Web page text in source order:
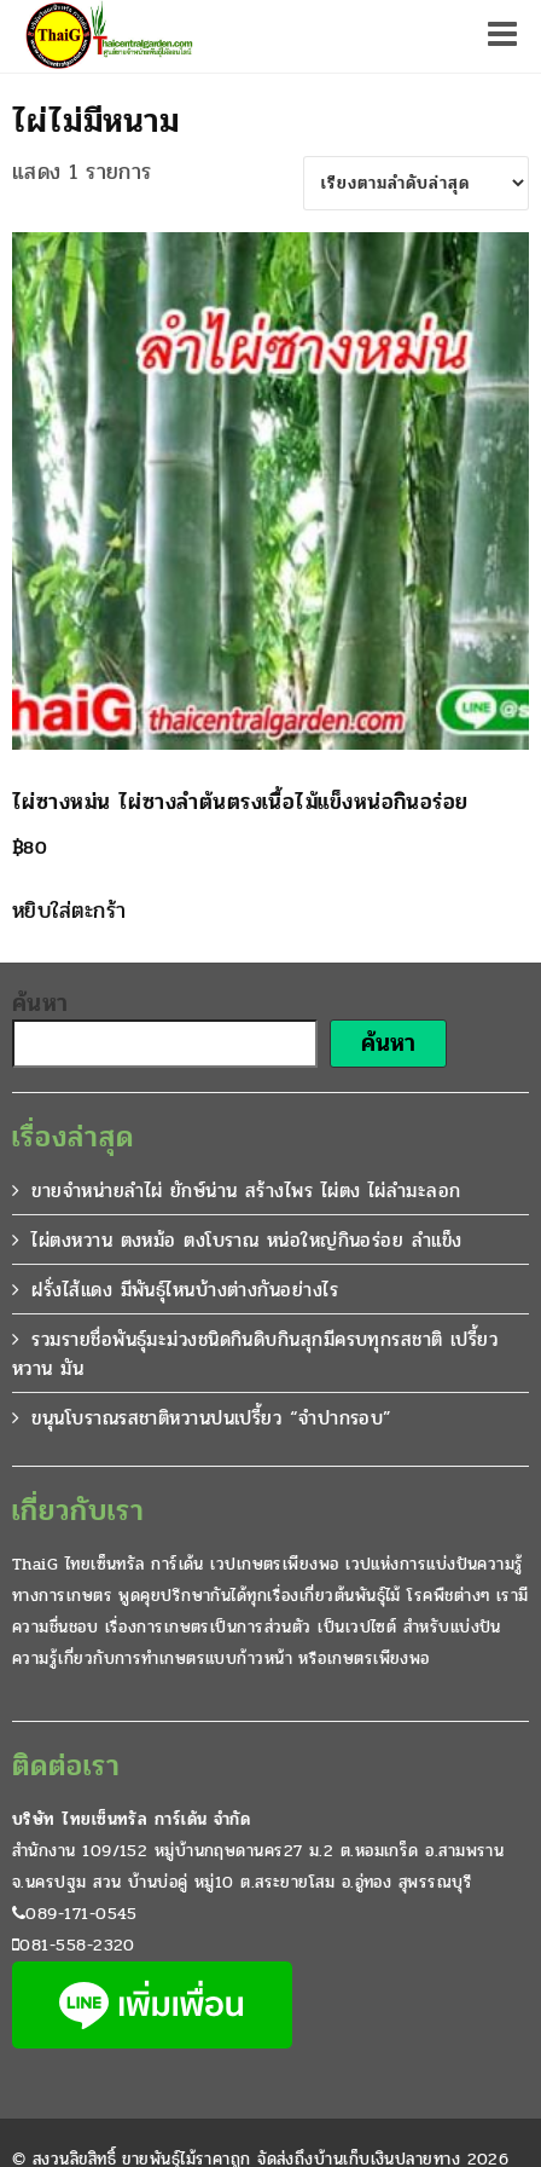
ไผ่ไม่มีหนาม
แสดง 1 รายการ
ไผ่ซางหม่น ไผ่ซางลำต้นตรงเนื้อไม้แข็งหน่อกินอร่อย
฿80
หยิบใส่ตะกร้า
ค้นหา
ค้นหา
เรื่องล่าสุด
ขายจำหน่ายลำไผ่ ยักษ์น่าน สร้างไพร ไผ่ตง ไผ่ลำมะลอก
ไผ่ตงหวาน ตงหม้อ ตงโบราณ หน่อใหญ่กินอร่อย ลำแข็ง
ฝรั่งไส้แดง มีพันธุ์ไหนบ้างต่างกันอย่างไร
รวมรายชื่อพันธุ์มะม่วงชนิดกินดิบกินสุกมีครบทุกรสชาติ เปรี้ยว
หวาน มัน
ขนุนโบราณรสชาติหวานปนเปรี้ยว “จำปากรอบ”
เกี่ยวกับเรา
ThaiG ไทยเซ็นทรัล การ์เด้น เวปเกษตรเพียงพอ เวปแห่งการแบ่งปันความรู้
ทางการเกษตร พูดคุยปรึกษากันได้ทุกเรื่องเกี่ยวต้นพันธุ์ไม้ โรคพืชต่างๆ เรามี
ความชื่นชอบ เรื่องการเกษตรเป็นการส่วนตัว เป็นเวปไซต์ สำหรับแบ่งปัน
ความรู้เกี่ยวกับการทำเกษตรแบบก้าวหน้า หรือเกษตรเพียงพอ
ติดต่อเรา
บริษัท ไทยเซ็นทรัล การ์เด้น จำกัด
สำนักงาน 109/152 หมู่บ้านกฤษดานคร27 ม.2 ต.หอมเกร็ด อ.สามพราน
จ.นครปฐม สวน บ้านบ่อคู่ หมู่10 ต.สระยายโสม อ.อู่ทอง สุพรรณบุรี
089-171-0545
081-558-2320
© สงวนลิขสิทธิ์ ขายพันธุ์ไม้ราคาถูก จัดส่งถึงบ้านเก็บเงินปลายทาง 2026